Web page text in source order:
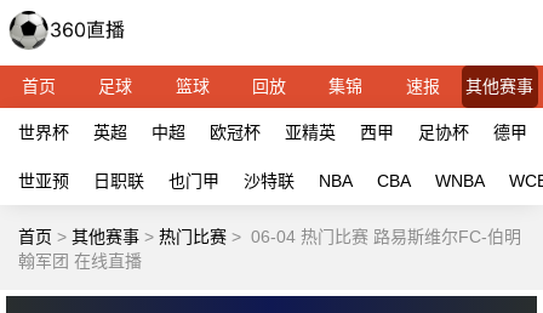
首页 足球 篮球 回放 集锦 速报 其他赛事
世界杯 英超 中超 欧冠杯 亚精英 西甲 足协杯 德甲
世亚预 日职联 也门甲 沙特联 NBA CBA WNBA
首页 > 其他赛事 > 热门比赛 > 06-04 热门比赛 路易斯维尔FC-伯明
翰军团 在线直播